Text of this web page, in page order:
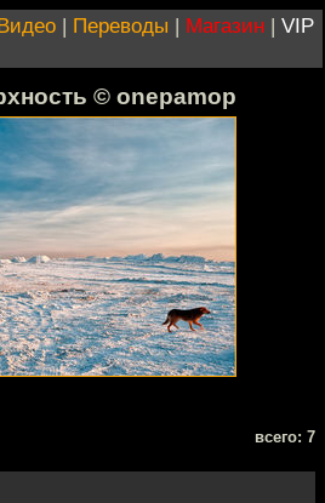
| Переводы | Магазин | VIP
© onepamop
всего: 7